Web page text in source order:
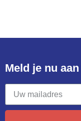
Meld je nu